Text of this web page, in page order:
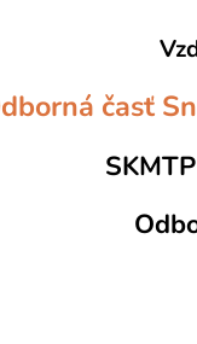
časť